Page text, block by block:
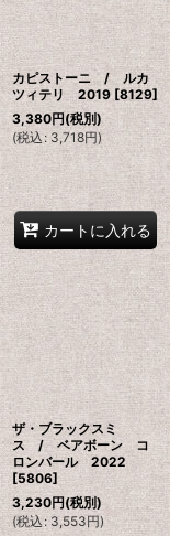
カピストーニ / ルカ
ツィテリ 2019 [8129]
3,380円(税別)
(税込 : 3,718円)
カートに入れる
ザ・ブラックスミ
ス / ベアボーン コ
ロンバール 2022
[5806]
3,230円(税別)
(税込 : 3,553円)